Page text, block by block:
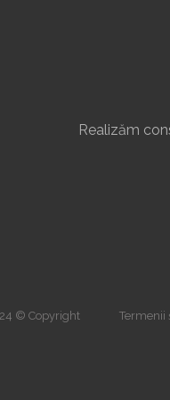
Realizăm
© Copyright Termenii